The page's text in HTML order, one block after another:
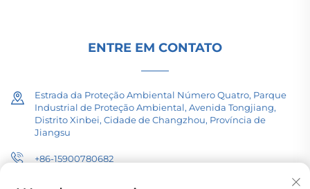
ENTRE EM CONTATO
Estrada da Proteção Ambiental Número Quatro, Parque
Industrial de Proteção Ambiental, Avenida Tongjiang,
Distrito Xinbei, Cidade de Changzhou, Província de
Jiangsu
+86-15900780682